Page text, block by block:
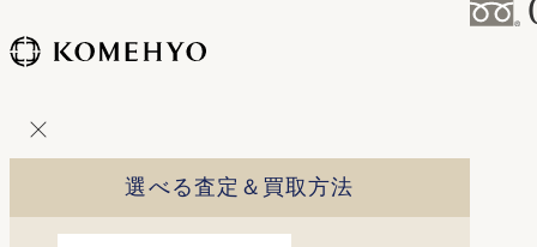
ン
選べる査定＆買取方法